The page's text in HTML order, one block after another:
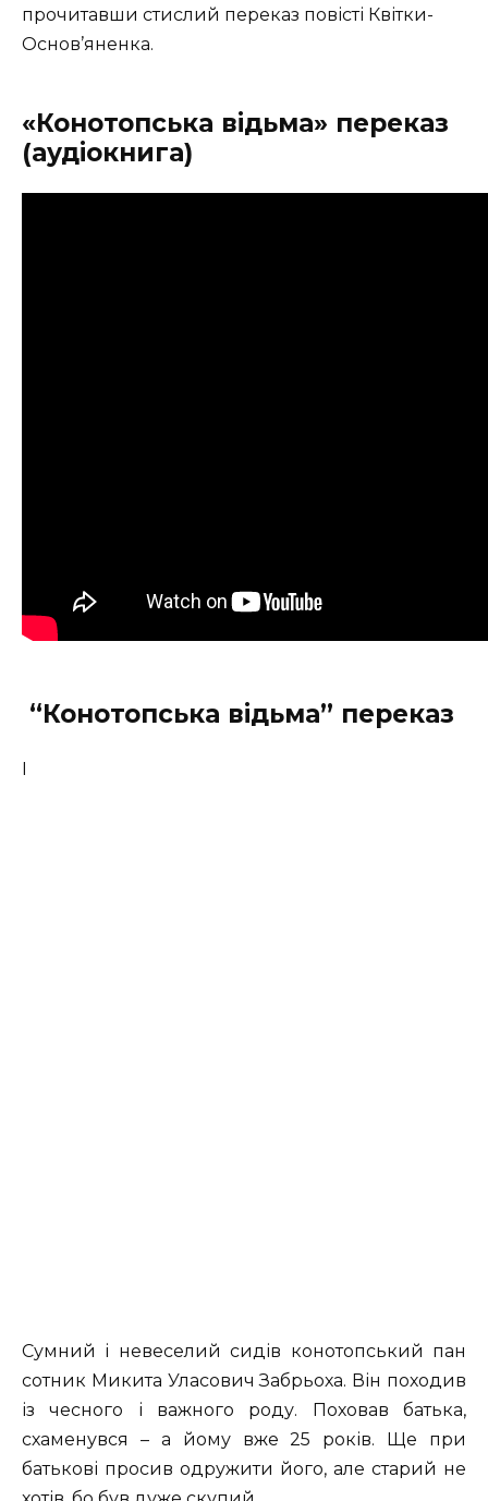
прочитавши стислий переказ повісті Квітки-
Основ’яненка.
«Конотопська відьма» переказ
(аудіокнига)
“Конотопська відьма” переказ
І
Сумний і невеселий сидів конотопський пан
сотник Микита Уласович Забрьоха. Він походив
із чесного і важного роду. Поховав батька,
схаменувся – а йому вже 25 років. Ще при
батькові просив одружити його, але старий не